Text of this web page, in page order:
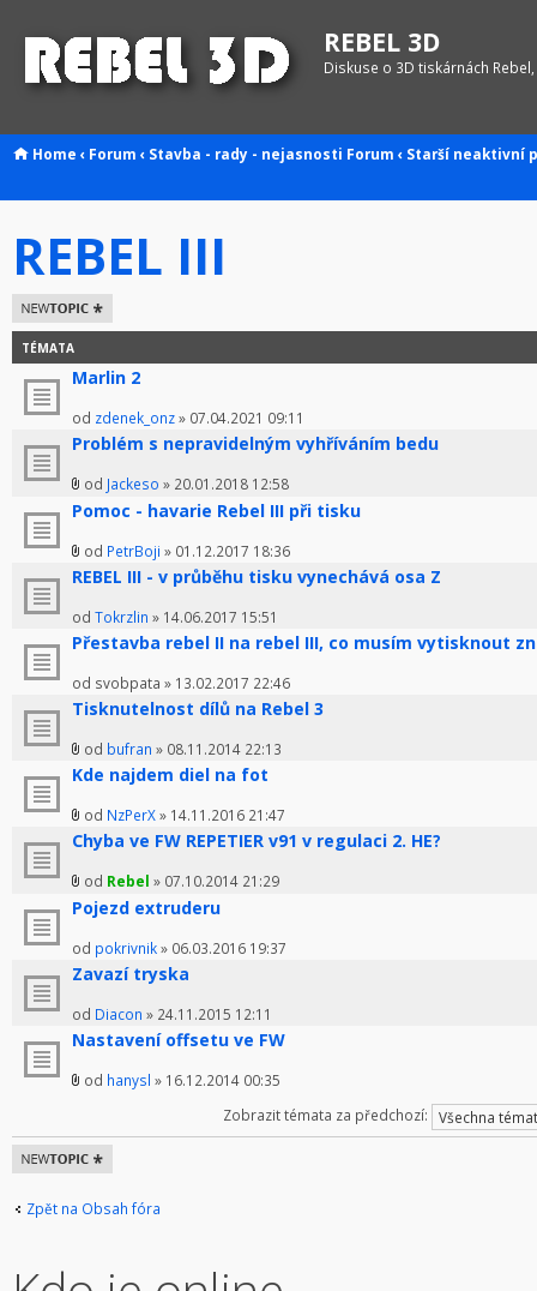
REBEL 3D
Diskuse o 3D tiskárnách
Home ‹ Forum ‹ Stavba - rady - nejasnosti Forum ‹ Starší neaktivní
REBEL III
Odeslat nové
téma
TÉMATA
Marlin 2
od zdenek_onz» 07.04.2021 09:11
Problém s nepravidelným vyhříváním bedu
od Jackeso » 20.01.2018 12:58
Pomoc - havarie Rebel III při tisku
od PetrBoji » 01.12.2017 18:36
REBEL III - v průběhu tisku vynechává osa Z
od Tokrzlin » 14.06.2017 15:51
Přestavba rebel II na rebel III, co musím vytisknout
od svobpata » 13.02.2017 22:46
Tisknutelnost dílů na Rebel 3
od bufran » 08.11.2014 22:13
Kde najdem diel na fot
od NzPerX» 14.11.2016 21:47
Chyba ve FW REPETIER v91 v regulaci 2. HE?
od Rebel » 07.10.2014 21:29
Pojezd extruderu
od pokrivnik» 06.03.2016 19:37
Zavazí tryska
od Diacon » 24.11.2015 12:11
Nastavení offsetu ve FW
od hanysl » 16.12.2014 00:35
Zobrazit témata za předchozí:
Odeslat nové
téma
Zpět na Obsah fóra